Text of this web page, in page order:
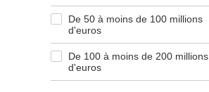
De 50 à moins de 100 millions
d'euros
De 100 à moins de 200 millions
d'euros